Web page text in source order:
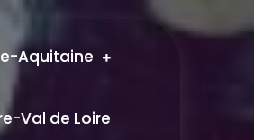
Aquitaine
Val de Loire